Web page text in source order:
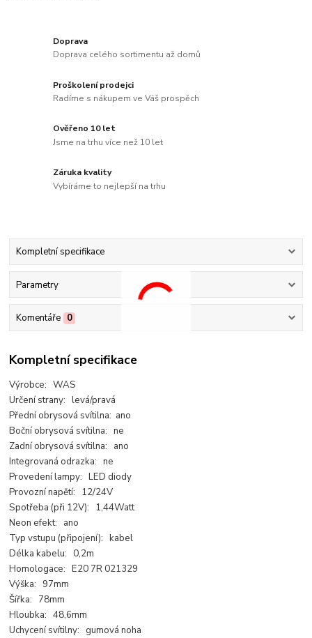
Doprava
Doprava celého sortimentu až domů
Proškolení prodejci
Radíme s nákupem ve Váš prospěch
Ověřeno 10 let
Jsme na trhu více než 10 let
Záruka kvality
Vybíráme to nejlepší na trhu
Kompletní specifikace
Parametry
Komentáře 0
Kompletní specifikace
Výrobce: WAS
Určení strany: levá/pravá
Přední obrysová svítilna: ano
Boční obrysová svítilna: ne
Zadní obrysová svítilna: ano
Integrovaná odrazka: ne
Provedení lampy: LED diody
Provozní napětí: 12/24V
Spotřeba (při 12V): 1,44Watt
Neon efekt: ano
Typ vstupu (připojení): kabel
Délka kabelu: 0,2m
Homologace: E20 7R 021329
Výška: 97mm
Šířka: 78mm
Hloubka: 48,6mm
Uchycení svítilny: gumová noha